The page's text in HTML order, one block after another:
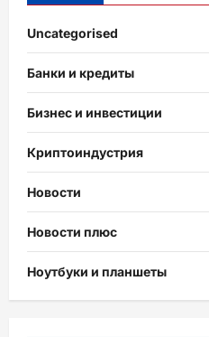
Uncategorised
Банки и кредиты
Бизнес и инвестиции
Криптоиндустрия
Новости
Новости плюс
Ноутбуки и планшеты